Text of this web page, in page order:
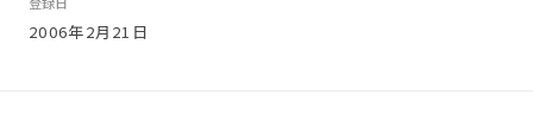
2006年2月21日